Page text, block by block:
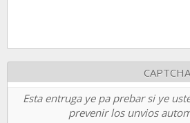
CAPTCHA
Esta entruga ye pa prebar si ye
prevenir los unvios